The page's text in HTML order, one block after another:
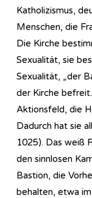
Katholizismus,
Menschen, die
Die Kirche
Sexualität, sie
Sexualität, „der
der Kirche
Aktionsfeld, die
Dadurch hat sie
1025). Das weiß
den sinnlosen
Bastion, die
behalten, etwa